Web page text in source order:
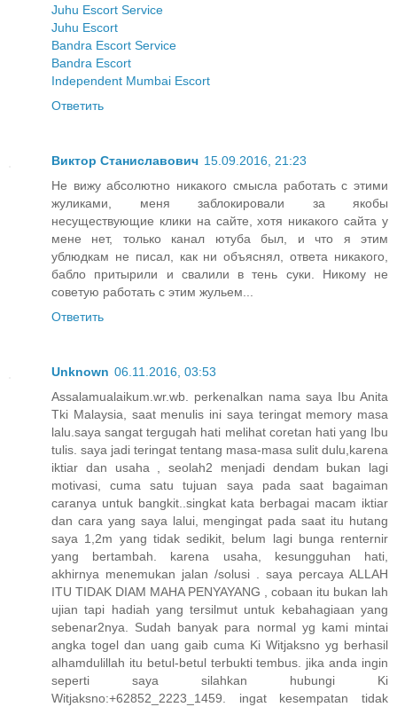
Juhu Escort Service
Juhu Escort
Bandra Escort Service
Bandra Escort
Independent Mumbai Escort
Ответить
Виктор Станиславович 15.09.2016, 21:23
Не вижу абсолютно никакого смысла работать с этими
жуликами, меня заблокировали за якобы
несуществующие клики на сайте, хотя никакого сайта у
мене нет, только канал ютуба был, и что я этим
ублюдкам не писал, как ни объяснял, ответа никакого,
бабло притырили и свалили в тень суки. Никому не
советую работать с этим жульем...
Ответить
Unknown 06.11.2016, 03:53
Assalamualaikum.wr.wb. perkenalkan nama saya Ibu Anita
Tki Malaysia, saat menulis ini saya teringat memory masa
lalu.saya sangat tergugah hati melihat coretan hati yang Ibu
tulis. saya jadi teringat tentang masa-masa sulit dulu,karena
iktiar dan usaha , seolah2 menjadi dendam bukan lagi
motivasi, cuma satu tujuan saya pada saat bagaiman
caranya untuk bangkit..singkat kata berbagai macam iktiar
dan cara yang saya lalui, mengingat pada saat itu hutang
saya 1,2m yang tidak sedikit, belum lagi bunga renternir
yang bertambah. karena usaha, kesungguhan hati,
akhirnya menemukan jalan /solusi . saya percaya ALLAH
ITU TIDAK DIAM MAHA PENYAYANG , cobaan itu bukan lah
ujian tapi hadiah yang tersilmut untuk kebahagiaan yang
sebenar2nya. Sudah banyak para normal yg kami mintai
angka togel dan uang gaib cuma Ki Witjaksno yg berhasil
alhamdulillah itu betul-betul terbukti tembus. jika anda ingin
seperti saya silahkan hubungi Ki
Witjaksno:+62852_2223_1459. ingat kesempatan tidak